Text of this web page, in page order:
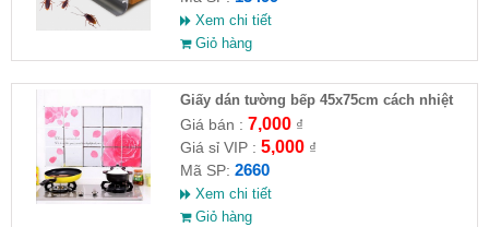
Xem chi tiết
Giỏ hàng
Giấy dán tường bếp 45x75cm cách nhiệt
chống mỡ
Giá bán : 7,000₫
Giá sỉ VIP : 5,000₫
Mã SP: 2660
Xem chi tiết
Giỏ hàng